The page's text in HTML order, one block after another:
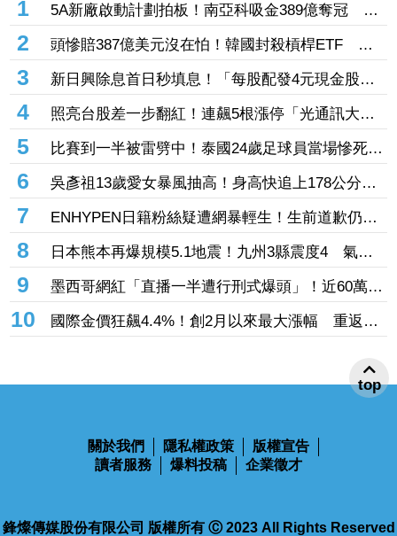
1
5A新廠啟動計劃拍板！南亞科吸金389億奪冠
「晶圓代工大廠」未來展望看俏、挑戰連5紅
2
頭慘賠387億美元沒在怕！韓國封殺槓桿ETF 散
戶殺紅眼「越洋狂買SOXL」股民看傻：要去教訓
華爾街了嗎
3
新日興除息首日秒填息！「每股配發4元現金股
利」盤中漲逾3%
4
照亮台股差一步翻紅！連飆5根漲停「光通訊大
廠」超預期5億營收締新猷 光電股4檔登頂
5
比賽到一半被雷劈中！泰國24歲足球員當場慘死
球迷湧社群平台哀悼
6
吳彥祖13歲愛女暴風抽高！身高快追上178公分名
模媽 網驚撞臉韓團成員
7
ENHYPEN日籍粉絲疑遭網暴輕生！生前道歉仍止
不住攻擊 好友悲痛證實死訊
8
日本熊本再爆規模5.1地震！九州3縣震度4 氣象
廳：無海嘯疑慮
9
墨西哥網紅「直播一半遭行刑式爆頭」！近60萬粉
絲目睹 2槍手騎車逃逸
10
國際金價狂飆4.4%！創2月以來最大漲幅 重返
關於我們 隱私權政策
版權宣告
top